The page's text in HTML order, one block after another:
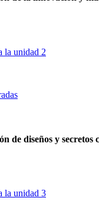
la unidad 2
de diseños y secretos
la unidad 3